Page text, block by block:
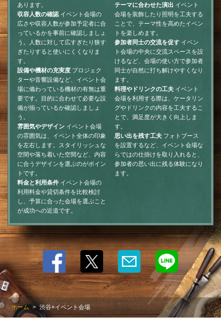
あります。
収容人数の確認イベント会場の
広さや収容人数が参加予定者に合
っているかを事前に確認しましょ
う。人数に対して広すぎたり狭す
ぎたりすると使いにくくなりま
す。
設備や機材の充実度 プロジェク
ターや音響設備など、イベント会
場に備わっている機材の有無は重
要です。目的に合わせて必要な設
備が揃っているか確認しましょ
う。
雰囲気やデザイン イベント会場
の雰囲気は、イベント全体の印象
を左右します。スタイリッシュな
空間や落ち着いた空間など、内容
に合うデザインを選ぶのがポイン
トです。
料金と利用条件イベント会場の
利用料金や貸切条件を比較検討
し、予算に合った会場を選ぶこと
が成功への近道です。
テーマに合わせた演出 イベント
会場を装飾したり照明を工夫する
ことで、テーマ性を高めたイベン
トを楽しめます。
参加者同士の交流を促すイベン
ト会場の中央に交流スペースを設
けるなど、会場の使い方で参加者
同士が自然に打ち解けやすくなり
ます。
料理やドリンクの工夫イベント
会場を利用する際は、ケータリン
グやドリンクの内容を工夫するこ
とで、満足度が大きく向上しま
す。
思い出を残す工夫フォトブース
を設置するなど、イベント会場な
らではの仕掛けを取り入れると、
参加者の思い出に残る体験になり
ます。
ホーム 渋谷×イベント会場